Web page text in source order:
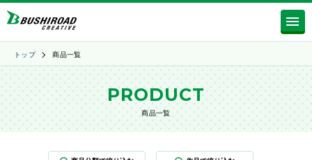
トップ 商品一覧
PRODUCT
商品一覧